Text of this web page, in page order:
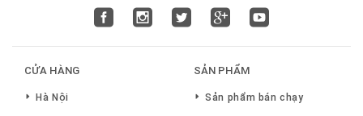
CỬA HÀNG
Hà Nội
SẢN PHẨM
Sản phẩm bán chạy